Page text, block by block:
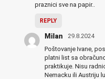
praznici sve na papir..
REPLY
Milan 29.8.2024
Poštovanje Ivane,
platni list sa
praktikuje. Nisu
Nemacku ili Austriju